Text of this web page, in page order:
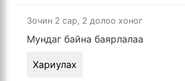
Зочин 2 сар, 2 долоо хоног
Мундаг байна баярлалаа
Хариулах